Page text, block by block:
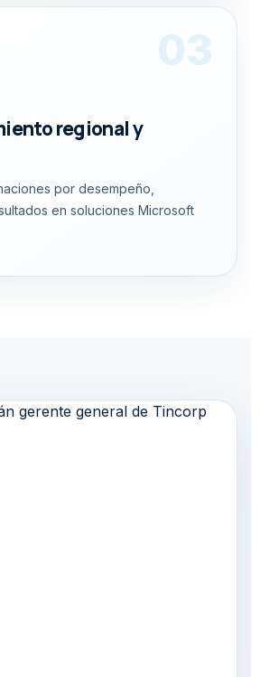
regional y
por desempeño,
en soluciones Microsoft